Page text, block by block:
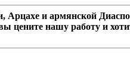
и армянской
цените нашу работу и